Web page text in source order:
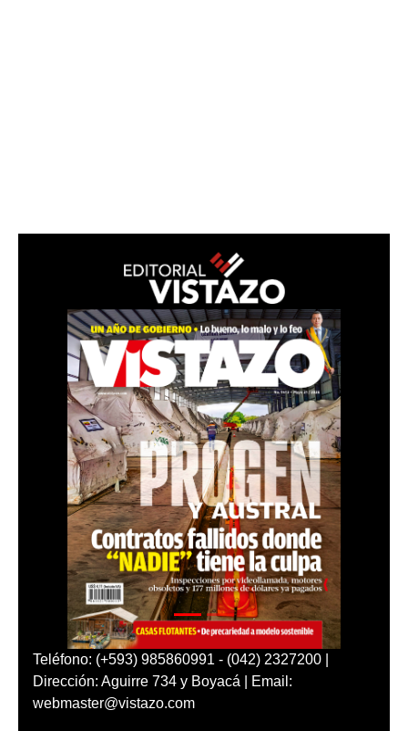
Teléfono: (+593) 985860991 - (042) 2327200 |
Dirección: Aguirre 734 y Boyacá | Email:
webmaster@vistazo.com